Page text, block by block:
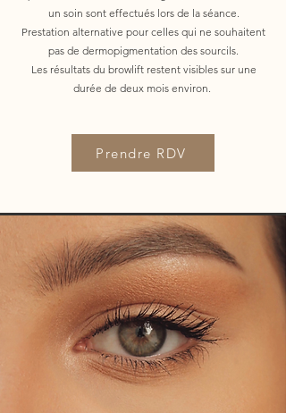
un soin sont effectués lors de la séance.
Prestation alternative pour celles qui ne souhaitent
pas de dermopigmentation des sourcils.
Les résultats du browlift restent visibles sur une
durée de deux mois environ.
Prendre RDV